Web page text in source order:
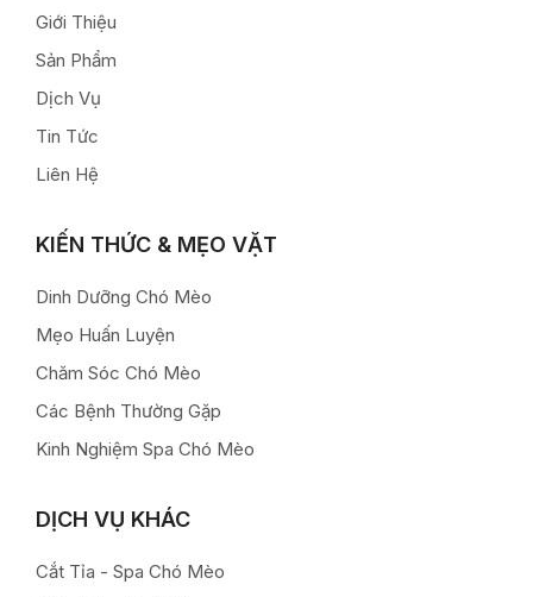
Giới Thiệu
Sản Phẩm
Dịch Vụ
Tin Tức
Liên Hệ
KIẾN THỨC & MẸO VẶT
Dinh Dưỡng Chó Mèo
Mẹo Huấn Luyện
Chăm Sóc Chó Mèo
Các Bệnh Thường Gặp
Kinh Nghiệm Spa Chó Mèo
DỊCH VỤ KHÁC
Cắt Tỉa - Spa Chó Mèo